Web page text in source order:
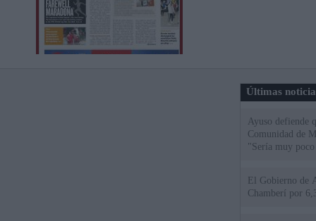
Últimas
Ayuso defiende
Comunidad de
"Sería muy
El Gobierno de
Chamberí por